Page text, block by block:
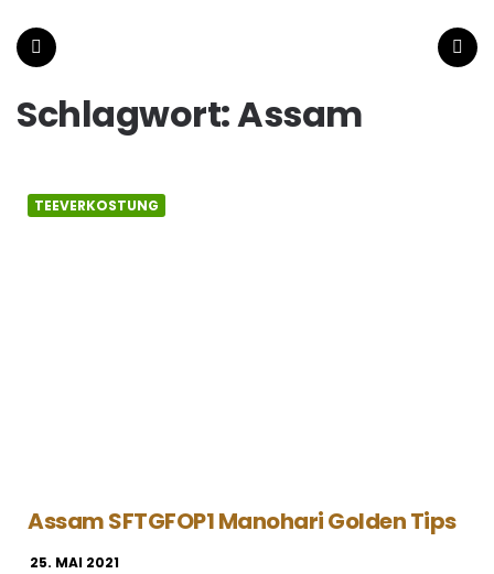
Schlagwort:Assam
TEEVERKOSTUNG
Assam SFTGFOP1 Manohari Golden Tips
25. MAI 2021